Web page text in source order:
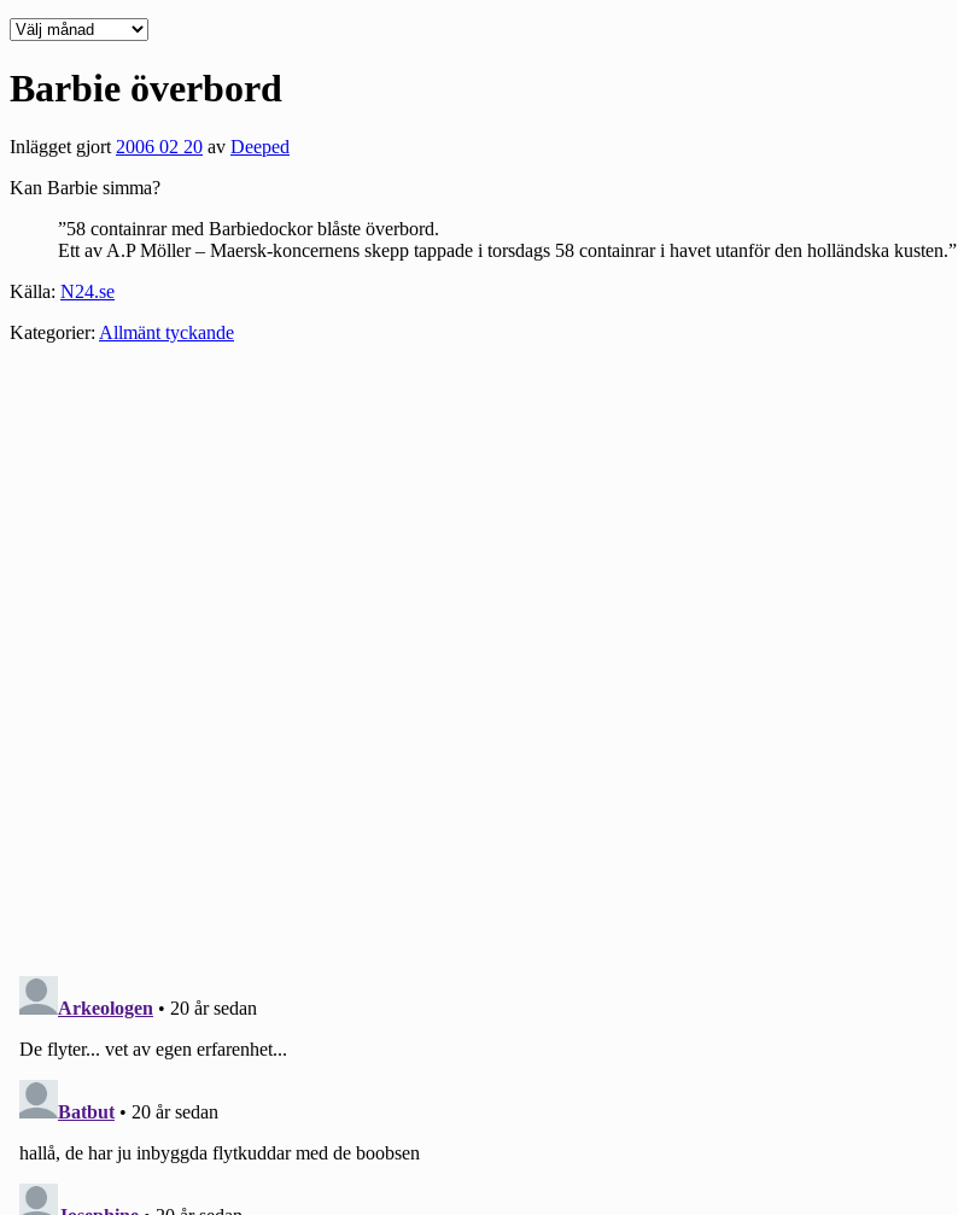
Deepedition
Barbie överbord
Inlägget gjort2006 02 20 av Deeped
Kan Barbie simma?
”58 containrar med Barbiedockor blåste överbord.
Ett av A.P Möller – Maersk-koncernens skepp tappade i torsdags 58 containrar i havet utanför den holländska kusten.”
Källa: N24.se
Kategorier: Allmänt tyckande